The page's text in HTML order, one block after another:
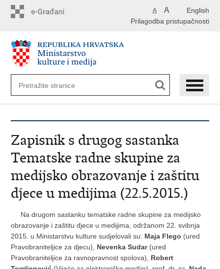
English
A A
Prilagodba pristupačnosti
Zapisnik s drugog sastanka
Tematske radne skupine za
medijsko obrazovanje i zaštitu
djece u medijima (22.5.2015.)
Na drugom sastanku tematske radne skupine za medijsko
obrazovanje i zaštitu djece u medijima, održanom 22. svibnja
2015. u Ministarstvu kulture sudjelovali su: Maja Flego (ured
Pravobraniteljice za djecu), Nevenka Sudar(ured
Pravobraniteljice za ravnopravnost spolova), Robert